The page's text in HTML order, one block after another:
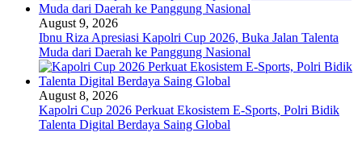
August 9, 2026
Ibnu Riza Apresiasi Kapolri Cup 2026, Buka Jalan Talenta
Muda dari Daerah ke Panggung Nasional
August 8, 2026
Kapolri Cup 2026 Perkuat Ekosistem E-Sports, Polri Bidik
Talenta Digital Berdaya Saing Global